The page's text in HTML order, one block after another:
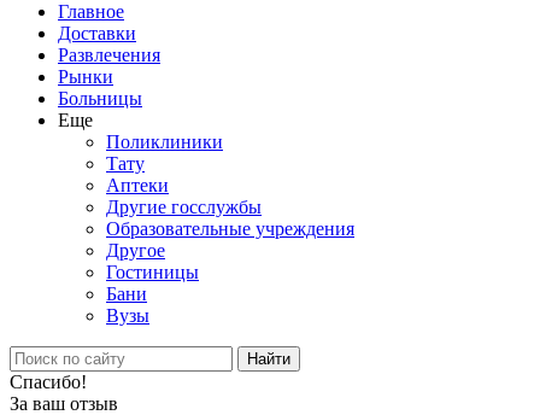
Главное
Доставки
Развлечения
Рынки
Больницы
Еще
Поликлиники
Тату
Аптеки
Другие госслужбы
Образовательные учреждения
Другое
Гостиницы
Бани
Вузы
Найти
Спасибо!
За ваш отзыв